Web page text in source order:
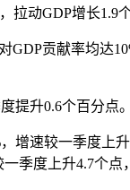
拉动GDP增长1.9个
贡献率均达
0.6个百分点
速较一季度上
季度上升4.7个点